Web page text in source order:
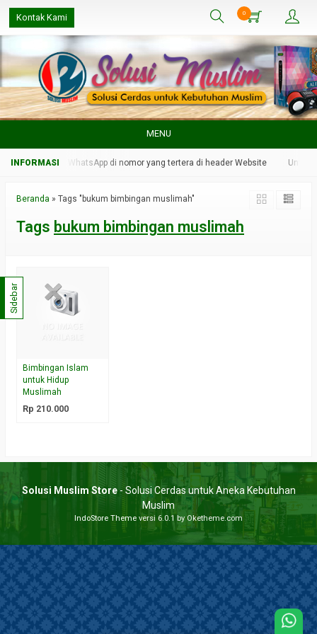
Kontak Kami 0
MENU
kami melalui WhatsApp di nomor yang tertera di header Website Untuk
Beranda » Tags "bukum bimbingan muslimah"
Tags bukum bimbingan muslimah
Bimbingan Islam
untuk Hidup
Muslimah
Rp 210.000
Sidebar
Solusi Muslim Store- Solusi Cerdas untuk Aneka Kebutuhan
Muslim
IndoStore Theme versi 6.0.1 by Oketheme.com